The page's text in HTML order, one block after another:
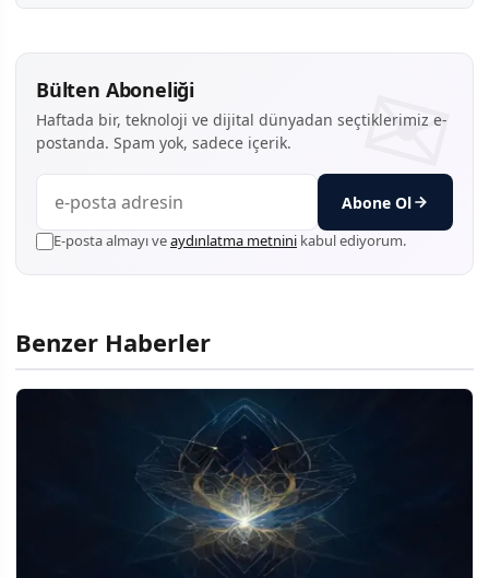
Bülten Aboneliği
Haftada bir, teknoloji ve dijital dünyadan seçtiklerimiz e-
postanda. Spam yok, sadece içerik.
Abone Ol
E-posta almayı veaydınlatma metnini kabul ediyorum.
Benzer Haberler